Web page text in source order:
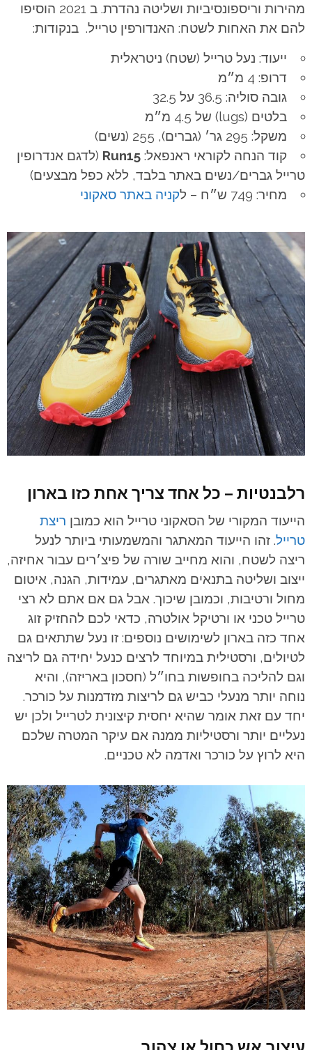
מהירות וריספונסיביות ושליטה נהדרת. ב 2021 הוסיפו
להם את האחות לשטח: האנדורפין טרייל. בנקודות:
ייעוד: נעל טרייל (שטח) ניטראלית
דרופ: 4 מ״מ
גובה סוליה: 36.5 על 32.5
בלטים (lugs) של 4.5 מ״מ
משקל: 295 גר׳ (גברים), 255 (נשים)
קוד הנחה לקוראי ראנפאל: Run15 (לדגם אנדרופין
טרייל גברים/נשים באתר בלבד, ללא כפל מבצעים)
מחיר: 749 ש״ח – ל
קניה באתר סאקוני
רלבנטיות – כל אחד צריך אחת כזו בארון
הייעוד המקורי של הסאקוני טרייל הוא כמובן ריצת
טרייל. זהו הייעוד המאתגר והמשמעותי ביותר לנעל
ריצה לשטח, והוא מחייב שורה של פיצ׳רים עבור אחיזה,
ייצוב ושליטה בתנאים מאתגרים, עמידות, הגנה, איטום
מחול ורטיבות, וכמובן שיכוך. אבל גם אם אתם לא רצי
טרייל טכני או ורטיקל אולטרה, כדאי לכם להחזיק זוג
אחד כזה בארון לשימושים נוספים: זו נעל שתתאים גם
לטיולים, ורסטילית במיוחד לרצים כנעל יחידה גם לריצה
וגם להליכה בחופשות בחו״ל (חסכון באריזה), והיא
נוחה יותר מנעלי כביש גם לריצות מזדמנות על כורכר.
יחד עם זאת אומר שהיא יחסית קיצונית לטרייל ולכן יש
נעליים יותר ורסטיליות ממנה אם עיקר המטרה שלכם
היא לרוץ על כורכר ואדמה לא טכניים.